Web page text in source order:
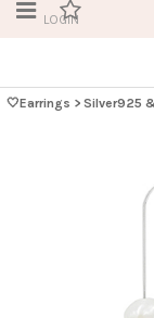
LOGIN
🤍Earrings > Silver925